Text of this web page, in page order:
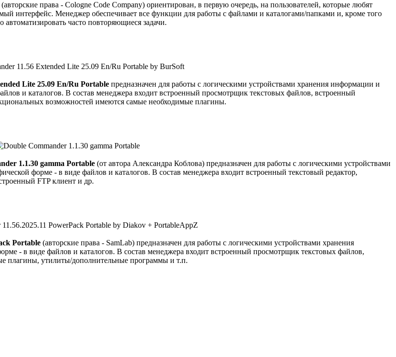
(авторские права - Cologne Code Company) ориентирован, в первую очередь, на пользователей, которые любят
интерфейс. Менеджер обеспечивает все функции для работы с файлами и каталогами/папками и, кроме того
часто повторяющиеся задачи.
Lite 25.09 En/Ru Portable предназначен для работы с логическими устройствами хранения информации и
и каталогов. В состав менеджера входит встроенный просмотрщик текстовых файлов, встроенный
возможностей имеются самые необходимые плагины.
1.1.30 gamma Portable (от автора Александра Коблова) предназначен для работы с логическими устройствами
форме - в виде файлов и каталогов. В состав менеджера входит встроенный текстовый редактор,
FTP клиент и др.
Portable (авторские права - SamLab) предназначен для работы с логическими устройствами хранения
- в виде файлов и каталогов. В состав менеджера входит встроенный просмотрщик текстовых файлов,
плагины, утилиты/дополнительные программы и т.п.